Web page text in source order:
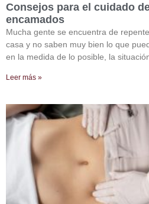
Consejos para el cuidado
encamados
Mucha gente se encuentra de
casa y no saben muy bien lo que
en la medida de lo posible, la
Leer más »